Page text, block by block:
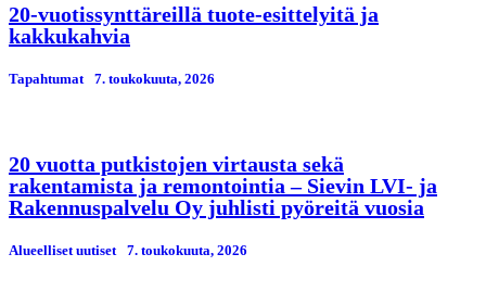
20-vuotissynttäreillä tuote-esittelyitä ja
kakkukahvia
Tapahtumat 7. toukokuuta, 2026
20 vuotta putkistojen virtausta sekä
rakentamista ja remontointia – Sievin LVI- ja
Rakennuspalvelu Oy juhlisti pyöreitä vuosia
Alueelliset uutiset 7. toukokuuta, 2026